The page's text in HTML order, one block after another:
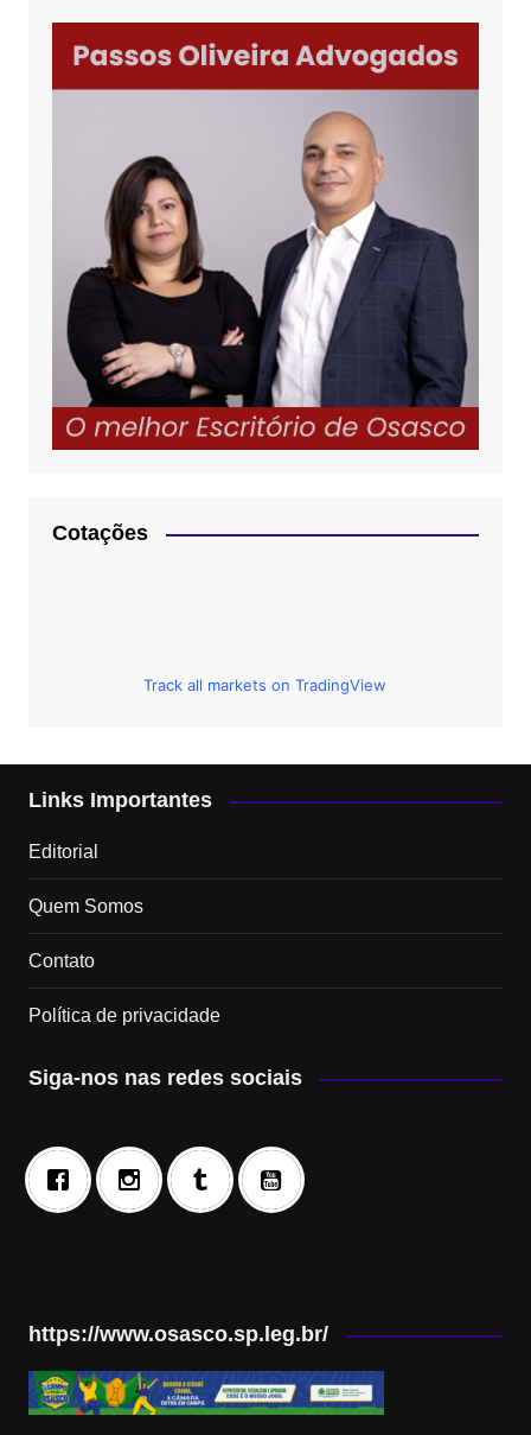
Cotações
Track all markets on TradingView
Links Importantes
Editorial
Quem Somos
Contato
Política de privacidade
Siga-nos nas redes sociais
https://www.osasco.sp.leg.br/